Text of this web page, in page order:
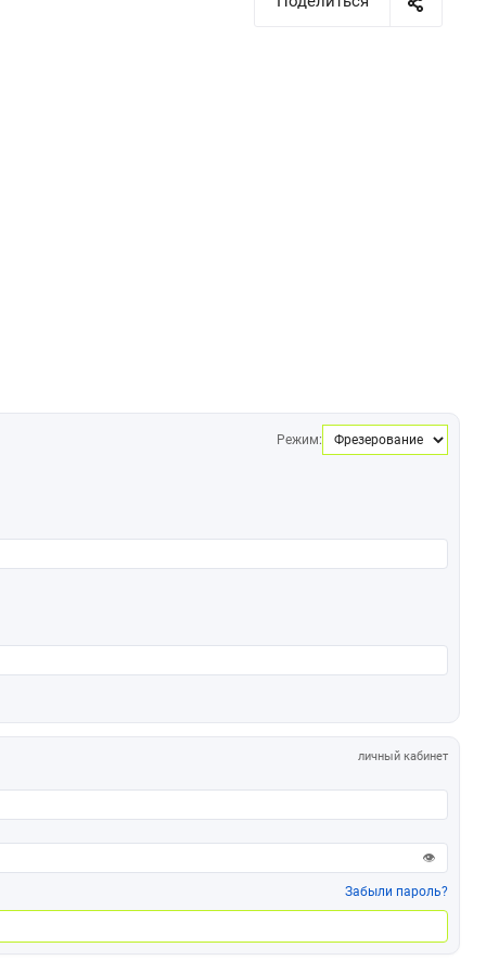
Режим:
личный кабинет
👁
Забыли пароль?